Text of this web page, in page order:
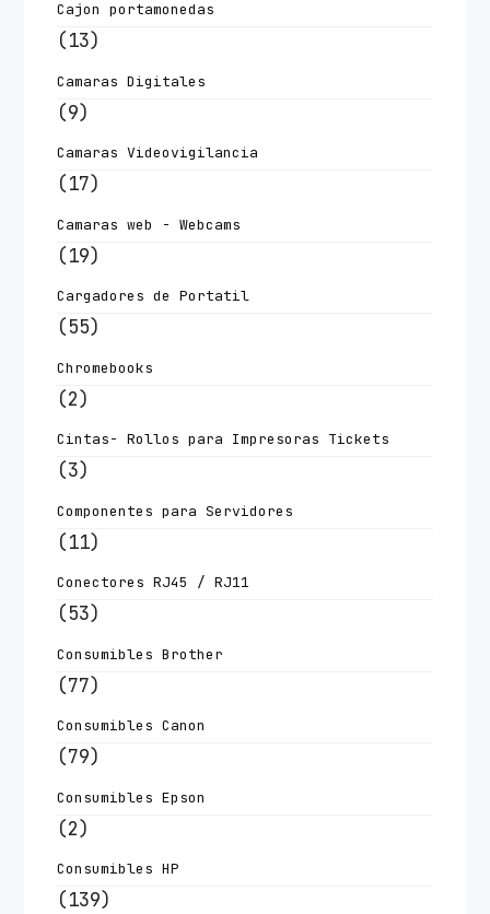
Cajon portamonedas
(13)
Camaras Digitales
(9)
Camaras Videovigilancia
(17)
Camaras web - Webcams
(19)
Cargadores de Portatil
(55)
Chromebooks
(2)
Cintas- Rollos para Impresoras Tickets
(3)
Componentes para Servidores
(11)
Conectores RJ45 / RJ11
(53)
Consumibles Brother
(77)
Consumibles Canon
(79)
Consumibles Epson
(2)
Consumibles HP
(139)